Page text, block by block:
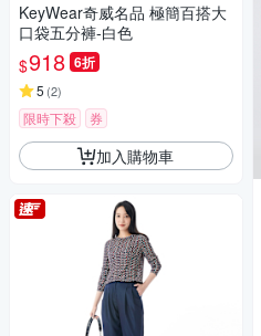
KeyWear奇威名品 極簡百搭大
口袋五分褲-白色
$918 6折
5 (2)
限時下殺 券
加入購物車